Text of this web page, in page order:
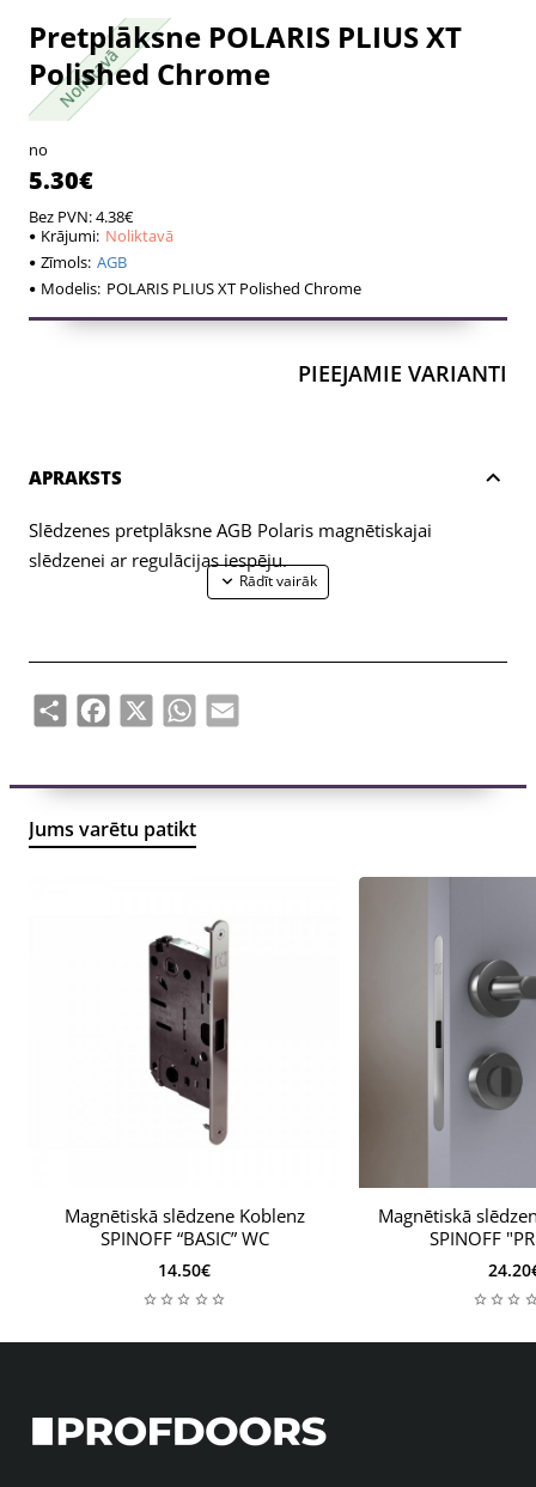
Noliktavā
Noliktavā
Pretplāksne POLARIS PLIUS XT
Polished Chrome
no
5.30€
Bez PVN: 4.38€
Krājumi: Noliktavā
Zīmols: AGB
Modelis: POLARIS PLIUS XT Polished Chrome
PIEEJAMIE VARIANTI
APRAKSTS
Slēdzenes pretplāksne AGB Polaris magnētiskajai
slēdzenei ar regulācijas iespēju.
ShareFacebook
X WhatsApp
Email
Jums varētu patikt
Magnētiskā slēdzene Koblenz
SPINOFF “BASIC” WC
14.50€
Magnētiskā
SPINOFF